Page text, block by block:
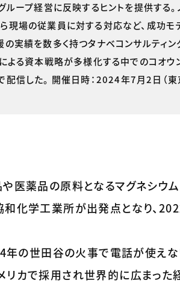
ループ経営に反映するヒントを提供する。
現場の従業員に対する対応など、成功モ
実績を数多く持つタナベコンサルティン
よる資本戦略が多様化する中でのコオウ
配信した。 開催日時：2024年7月2日（東
医薬品の原料となるマグネシウ
化学工業所が出発点となり、
年の世田谷の火事で電話が使え
リカで採用され世界的に広まった